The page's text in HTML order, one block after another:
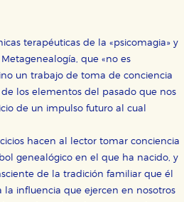
terapéuticas de la «psicomagia» y
que «no es
un trabajo de toma de conciencia
los elementos del pasado que nos
de un impulso futuro al cual
hacen al lector tomar conciencia
genealógico en el que ha nacido, y
de la tradición familiar que él
la influencia que ejercen en nosotros